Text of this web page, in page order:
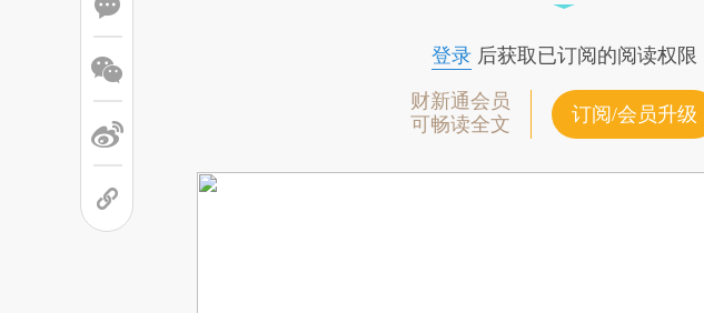
登录后获取已订阅的阅读权限
财新通会员
可畅读全文
订阅/会员升级